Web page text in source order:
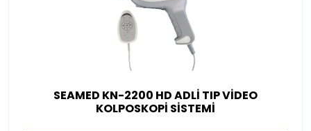
SEAMED KN-2200 HD ADLİ TIP VİDEO
KOLPOSKOPİ SİSTEMİ